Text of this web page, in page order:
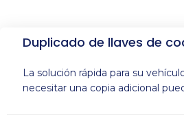
Duplicado de llaves de
La solución rápida para su
necesitar una copia adicional